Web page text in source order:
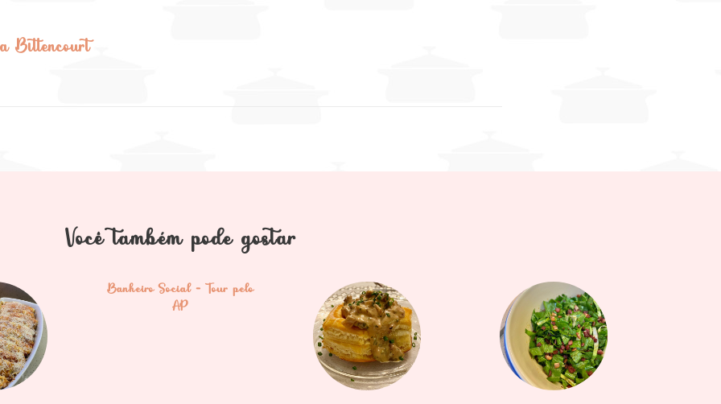
Bittencourt
Você também pode gostar
Banheiro Social – Tour pelo
AP